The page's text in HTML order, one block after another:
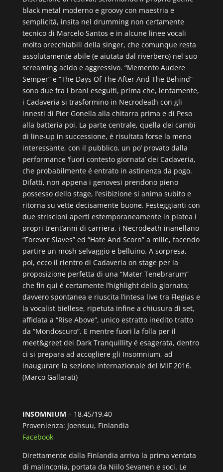
black metal moderno e groovy con maestria e
semplicitá, insita nel drumming non certamente
tecnico di Marcelo Santos e in alcune linee vocali
molto orecchiabili della singer, che comunque resta
assolutamente abile (e aiutata dal riverbero) nel suo
screaming acido e aggressivo. “Memento Audere
Semper” e “The Days Of The After And The Behind”
sono due fra i brani eseguiti, prima che, lentamente,
i Cadaveria si trasformino in Necrodeath con gli
innesti di Pier Gonella alla chitarra prima e di Peso
alla batteria poi. La parte centrale, quella dei cambi
di line-up in successione, é risultata forse la meno
interessante, con il pubblico, un po’ provato dalla
performance ‘fuori contesto giornata’ dei Cadaveria,
che probabilmente é entrato in astinenza da pogo.
Difatti, non appena i genovesi prendono pieno
possesso dello stage, l’esibizione si anima subito e
ritorna su vette decisamente buone. Festeggianti con
due striscioni aperti estemporaneamente in platea i
propri trent’anni di carriera, i Necrodeath inanellano
“Forever Slaves” ed “Hate And Scorn” a mille, facendo
partire un mosh selvaggio e belluino. A sorpresa,
poi, ecco il rientro di Cadaveria on stage per la
proposizione perfetta di una “Mater Tenebrarum”
che fin qui é certamente l’highlight della giornata;
davvero spontanea e riuscita l’intesa live tra Flegias e
la vocalist biellese, ripetuta infine a chiusura di set,
affidata a “Rise Above”, unico estratto inedito tratto
da “Mondoscuro”. E mentre fuori la folla per il
meet&greet dei Dark Tranquillity é esagerata, dentro
ci si prepara ad accogliere gli Insomnium, ad
inaugurare la sezione internazionale del MIF 2016.
(Marco Gallarati)
INSOMNIUM – 18.45/19.40
Provenienza: Joensuu, Finlandia
Facebook
Direttamente dalla Finlandia arriva la prima ventata
di malinconia, portata da Niilo Sevanen e soci. Le